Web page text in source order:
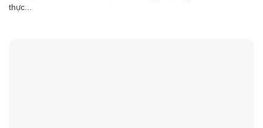
thực...